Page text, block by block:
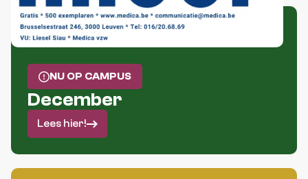
NU OP CAMPUS
December
Lees hier!